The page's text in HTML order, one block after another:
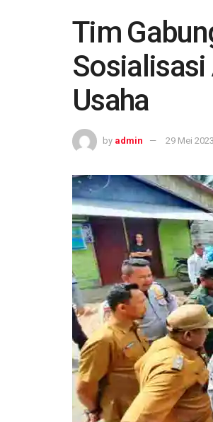
Tim
Sosialisasi
Usaha
by admin 29 Mei 2023